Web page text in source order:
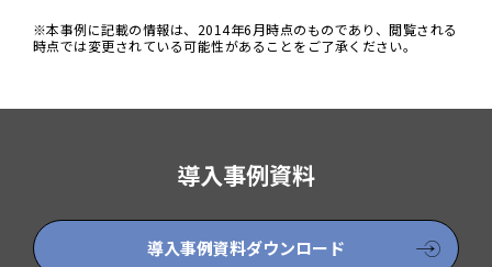
※本事例に記載の情報は、2014年6月時点のものであり、閲覧される
時点では変更されている可能性があることをご了承ください。
導入事例資料
導入事例資料ダウンロード